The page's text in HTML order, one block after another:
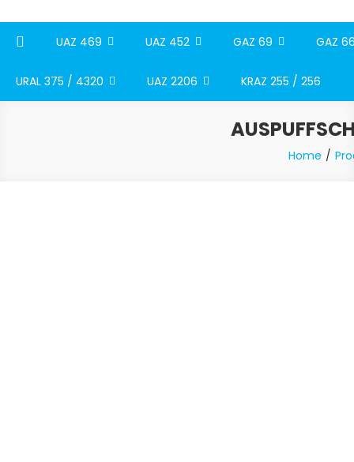
UAZ 469 UAZ 452 GAZ 69 GAZ
URAL 375 / 4320 UAZ 2206 KRAZ 255 / 256
Home